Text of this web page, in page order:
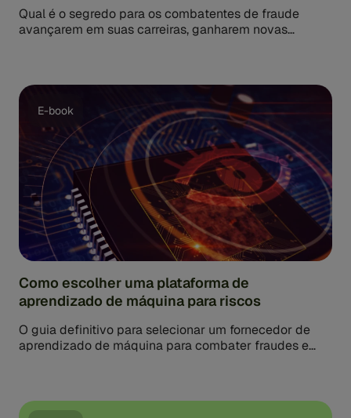
Qual é o segredo para os combatentes de fraude
avançarem em suas carreiras, ganharem novas
E-book
Como escolher uma plataforma de
aprendizado de máquina para riscos
O guia definitivo para selecionar um fornecedor de
aprendizado de máquina para combater fraudes e